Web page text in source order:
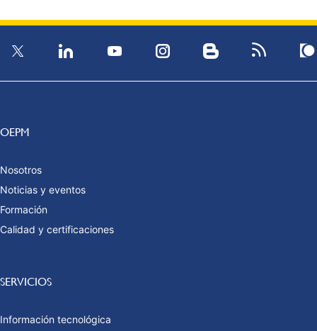
OEPM
Nosotros
Noticias y eventos
Formación
Calidad y certificaciones
SERVICIOS
Información tecnológica